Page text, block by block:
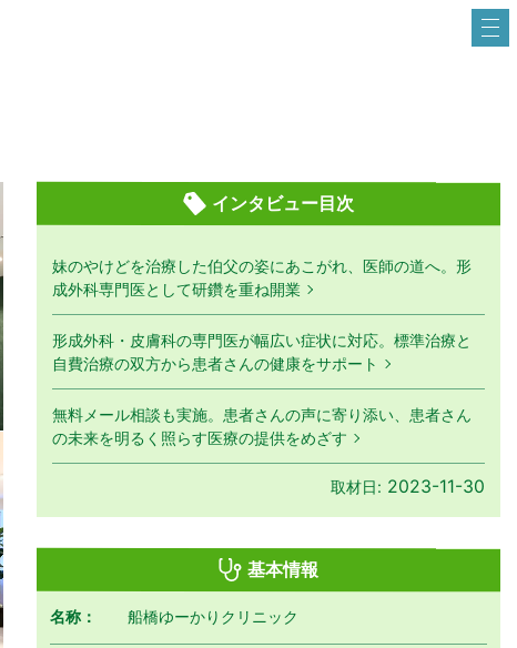
インタビュー目次
妹のやけどを治療した伯父の姿にあこがれ、医師の道へ。形
成外科専門医として研鑽を重ね開業
形成外科・皮膚科の専門医が幅広い症状に対応。標準治療と
自費治療の双方から患者さんの健康をサポート
無料メール相談も実施。患者さんの声に寄り添い、患者さん
の未来を明るく照らす医療の提供をめざす
取材日: 2023-11-30
基本情報
名称： 船橋ゆーかりクリニック